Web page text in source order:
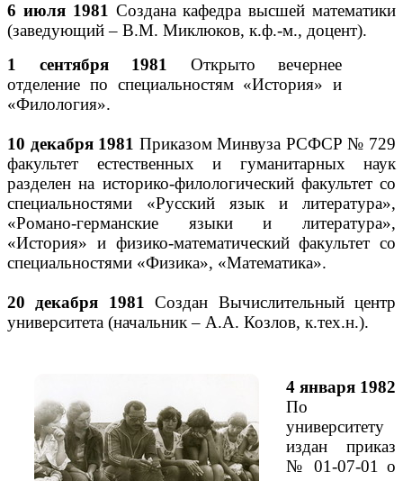
6 июля 1981 Создана кафедра высшей математики
(заведующий – В.М. Миклюков, к.ф.-м., доцент).
1 сентября 1981 Открыто вечернее
отделение по специальностям «История» и
«Филология».
10 декабря 1981 Приказом Минвуза РСФСР № 729
факультет естественных и гуманитарных наук
разделен на историко-филологический факультет со
специальностями «Русский язык и литература»,
«Романо-германские языки и литература»,
«История» и физико-математический факультет со
специальностями «Физика», «Математика».
20 декабря 1981
Создан Вычислительный центр
университета (начальник – А.А. Козлов, к.тех.н.).
4 января 1982
По
университету
издан приказ
№ 01-07-01 о